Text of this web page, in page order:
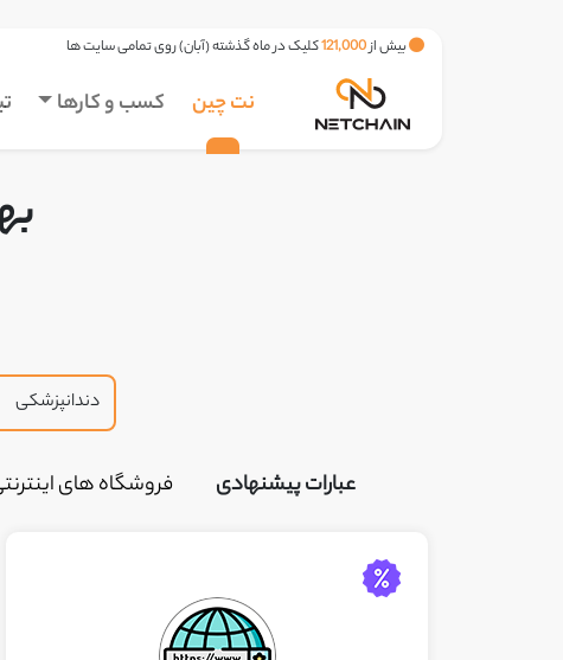
بیش از121,000کلیک در ماه گذشته (آبان) روی تمامی سایت ها
نت چین کسب و کارها
عبارات پیشنهادی فروشگاه های